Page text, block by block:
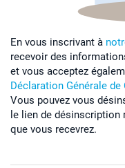
En vous inscrivant à
recevoir des
et vous acceptez
Déclaration Générale
Vous pouvez vous
le lien de désinscription
que vous recevrez.